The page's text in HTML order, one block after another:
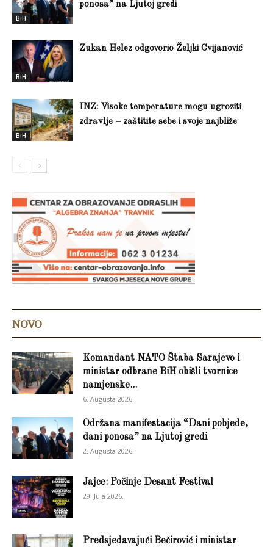
BiH
ponosa” na Ljutoj gredi
BiH
Zukan Helez odgovorio Željki Cvijanović
BiH
INZ: Visoke temperature mogu ugroziti
zdravlje – zaštitite sebe i svoje najbliže
NOVO
Komandant NATO Štaba Sarajevo i
ministar odbrane BiH obišli tvornice
namjenske...
6. Augusta 2026.
Održana manifestacija “Dani pobjede,
dani ponosa” na Ljutoj gredi
2. Augusta 2026.
Jajce: Počinje Desant Festival
29. Jula 2026.
Predsjedavajući Bečirović i ministar